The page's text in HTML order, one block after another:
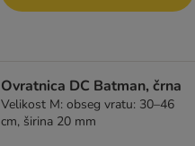
Ovratnica DC Batman, črna
Velikost M: obseg vratu: 30–46
cm, širina 20 mm